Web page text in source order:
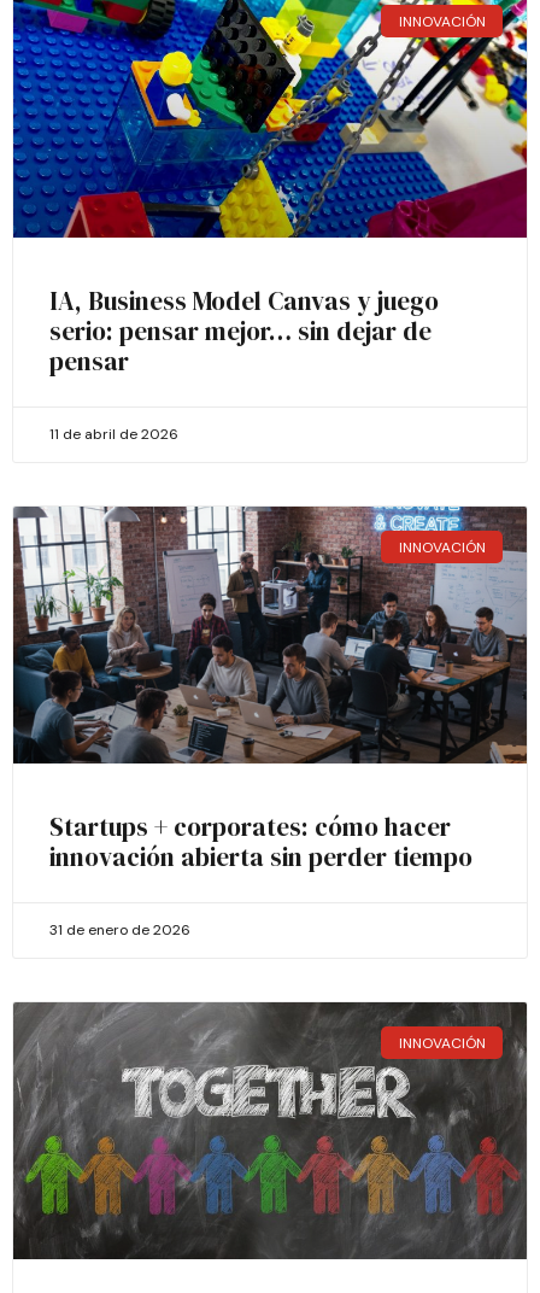
INNOVACIÓN
IA, Business Model Canvas y juego
serio: pensar mejor… sin dejar de
pensar
11 de abril de 2026
INNOVACIÓN
Startups + corporates: cómo hacer
innovación abierta sin perder tiempo
31 de enero de 2026
INNOVACIÓN